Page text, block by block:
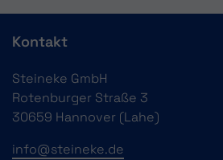
Kontakt
Steineke GmbH
Rotenburger Straße 3
30659 Hannover (Lahe)
info@steineke.de